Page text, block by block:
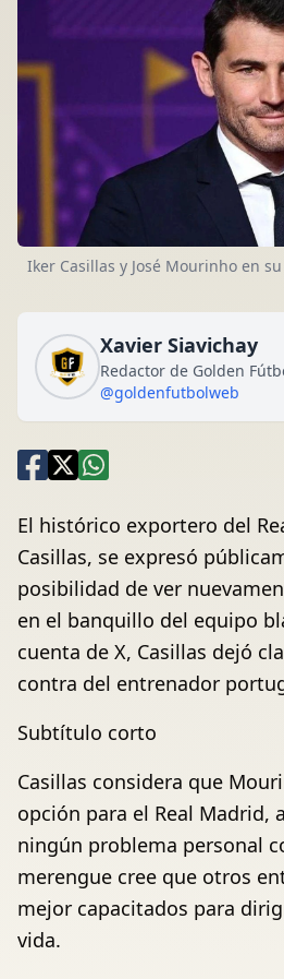
Iker Casillas y José Mourinho en
Xavier Siavichay
Redactor de Golden
@goldenfutbolweb
El histórico exportero del
Casillas, se expresó
posibilidad de ver
en el banquillo del equipo
cuenta de X, Casillas dejó
contra del entrenador
Subtítulo corto
Casillas considera que
opción para el Real Madrid,
ningún problema personal
merengue cree que otros
mejor capacitados para
vida.